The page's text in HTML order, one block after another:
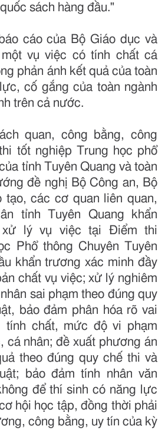
sách hàng đầu."
cáo của Bộ Giáo dục và
vụ việc có tính chất cá
phản ánh kết quả của toàn
cố gắng của toàn ngành
trên cả nước.
quan, công bằng, công
tốt nghiệp Trung học phổ
tỉnh Tuyên Quang và toàn
đề nghị Bộ Công an, Bộ
tạo, các cơ quan liên quan,
tỉnh Tuyên Quang khẩn
lý vụ việc tại Điểm thi
Phổ thông Chuyên Tuyên
khẩn trương xác minh đầy
chất vụ việc; xử lý nghiêm
sai phạm theo đúng quy
bảo đảm phân hóa rõ vai
tính chất, mức độ vi phạm
cá nhân; đề xuất phương án
theo đúng quy chế thi và
bảo đảm tính nhân văn
để thí sinh có năng lực
hội học tập, đồng thời phải
công bằng, uy tín của kỳ